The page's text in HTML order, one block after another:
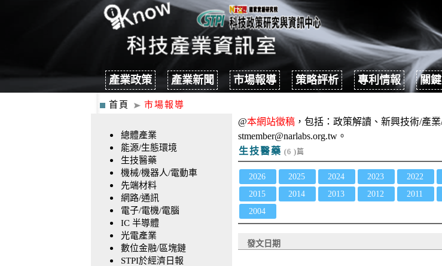
產業政策 產業新聞 市場報導 策略評析 專利情報 關
首頁 市場報導
總體產業
能源/生態環境
生技醫藥
機械/機器人/電動車
先端材料
網路/通訊
電子/電機/電腦
IC 半導體
光電產業
數位金融/區塊鏈
STPI於經濟日報
@本網站徵稿 ，包括：政策解讀、新興技術/產
stmember@narlabs.org.tw。
生技醫藥 (6 )篇
2026 2025 2024 2023 2022
2015
2014 2013 2012 2011
2004
發文日期